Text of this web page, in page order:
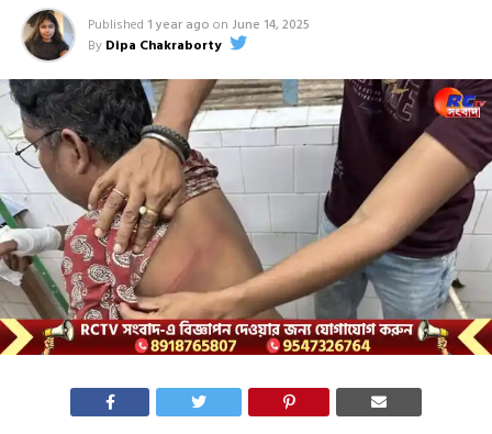
Published 1 year ago on June 14, 2025
By Dipa Chakraborty